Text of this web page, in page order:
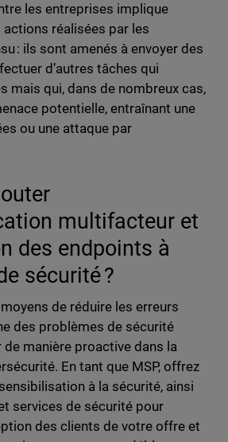
les entreprises implique
réalisées par les
: ils sont amenés à envoyer des
d’autres tâches qui
mais qui, dans de nombreux cas,
potentielle, entraînant une
ou une attaque par
multifacteur et
des endpoints à
sécurité ?
moyens de réduire les erreurs
des problèmes de sécurité
manière proactive dans la
En tant que MSP, offrez
à la sécurité, ainsi
services de sécurité pour
des clients de votre offre et